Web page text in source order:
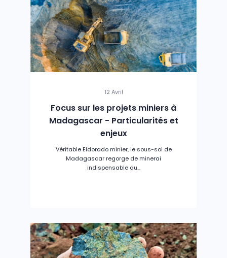
12 Avril
Focus sur les projets miniers à
Madagascar - Particularités et
enjeux
Véritable Eldorado minier, le sous-sol de
Madagascar regorge de minerai
indispensable au...